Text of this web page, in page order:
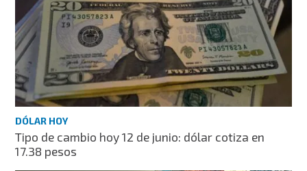
DÓLAR HOY
Tipo de cambio hoy 12 de junio: dólar cotiza en
17.38 pesos